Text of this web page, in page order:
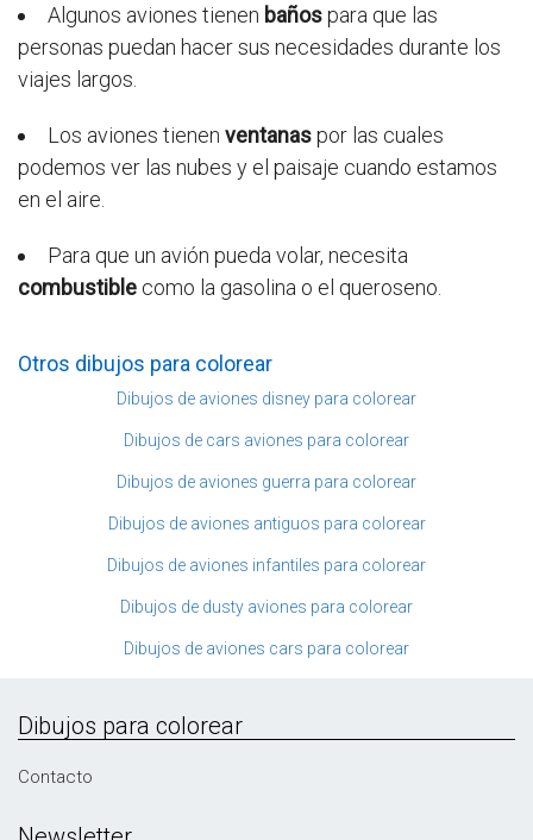
Algunos aviones tienen bañospara que las
personas puedan hacer sus necesidades durante los
viajes largos.
Los aviones tienen ventanaspor las cuales
podemos ver las nubes y el paisaje cuando estamos
en el aire.
Para que un avión pueda volar, necesita
combustible como la gasolina o el queroseno.
Otros dibujos para colorear
Dibujos de aviones disney para colorear
Dibujos de cars aviones para colorear
Dibujos de aviones guerra para colorear
Dibujos de aviones antiguos para colorear
Dibujos de aviones infantiles para colorear
Dibujos de dusty aviones para colorear
Dibujos de aviones cars para colorear
Dibujos para colorear
Contacto